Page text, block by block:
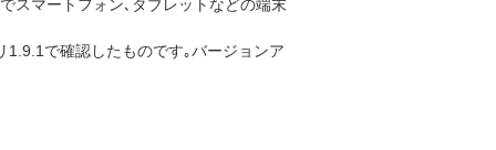
スマートフォン､タブレットなどの端末
で確認したものです｡バージョンア